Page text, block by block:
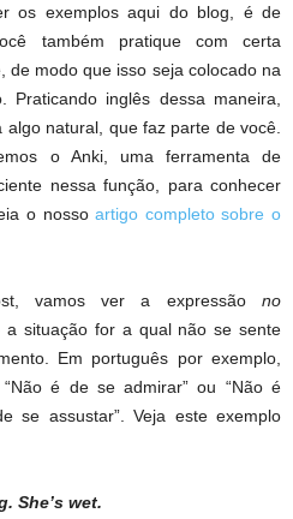
os exemplos aqui do blog, é de
também pratique com certa
de modo que isso seja colocado na
inglês dessa maneira,
natural, que faz parte de você.
o Anki, uma ferramenta de
nessa função, para conhecer
o nossoartigo completo sobre o
vamos ver a expressão no
a situação for a qual não se sente
Em português por exemplo,
é de se admirar” ou “Não é
se assustar”. Veja este exemplo
She’s wet.